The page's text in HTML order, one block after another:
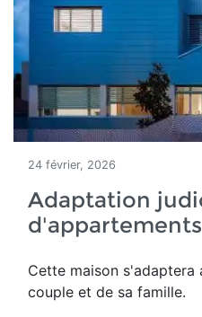
24 février, 2026
Adaptation
Cette maison s'adaptera
couple et de sa famille.